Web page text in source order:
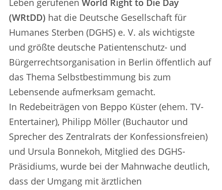
Leben gerufenen World Right to Die Day
(WRtDD) hat die Deutsche Gesellschaft für
Humanes Sterben (DGHS) e. V. als wichtigste
und größte deutsche Patientenschutz- und
Bürgerrechtsorganisation in Berlin öffentlich auf
das Thema Selbstbestimmung bis zum
Lebensende aufmerksam gemacht.
In Redebeiträgen von Beppo Küster (ehem. TV-
Entertainer), Philipp Möller (Buchautor und
Sprecher des Zentralrats der Konfessionsfreien)
und Ursula Bonnekoh, Mitglied des DGHS-
Präsidiums, wurde bei der Mahnwache deutlich,
dass der Umgang mit ärztlichen